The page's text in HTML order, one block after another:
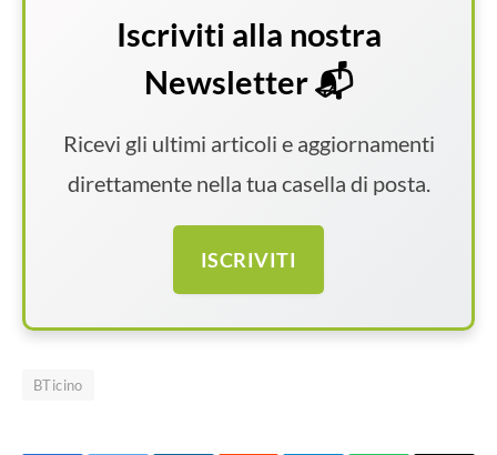
Iscriviti alla nostra
Newsletter 📬
Ricevi gli ultimi articoli e aggiornamenti
direttamente nella tua casella di posta.
ISCRIVITI
BTicino